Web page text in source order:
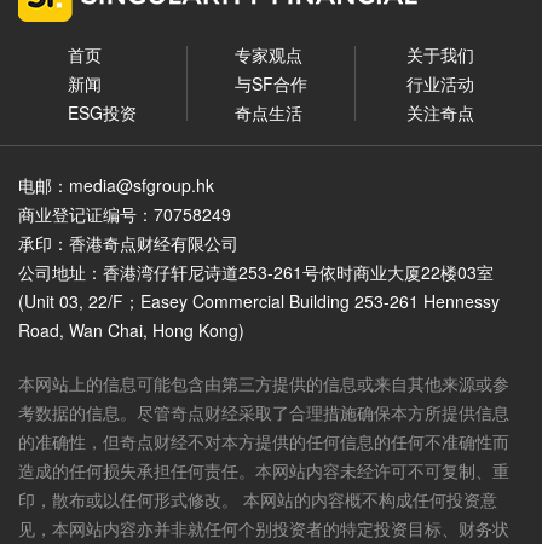
首页
新闻
ESG投资
专家观点
与SF合作
奇点生活
关于我们
行业活动
关注奇点
电邮：media@sfgroup.hk
商业登记证编号：70758249
承印：香港奇点财经有限公司
公司地址：香港湾仔轩尼诗道253-261号依时商业大厦22楼03室
(Unit 03, 22/F；Easey Commercial Building 253-261 Hennessy
Road, Wan Chai, Hong Kong)
本网站上的信息可能包含由第三方提供的信息或来自其他来源或参
考数据的信息。尽管奇点财经采取了合理措施确保本方所提供信息
的准确性，但奇点财经不对本方提供的任何信息的任何不准确性而
造成的任何损失承担任何责任。本网站内容未经许可不可复制、重
印，散布或以任何形式修改。 本网站的内容概不构成任何投资意
见，本网站内容亦并非就任何个别投资者的特定投资目标、财务状